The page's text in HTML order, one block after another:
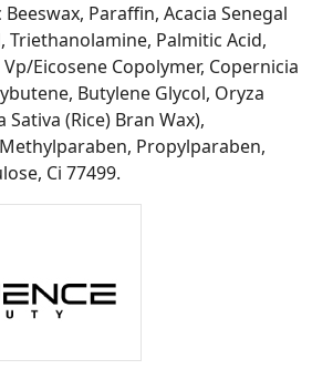
Paraffin, Acacia Senegal
Triethanolamine, Palmitic Acid,
Eicosene Copolymer, Copernicia
Butylene Glycol, Oryza
Sativa (Rice) Bran Wax),
Propylparaben,
Ci 77499.